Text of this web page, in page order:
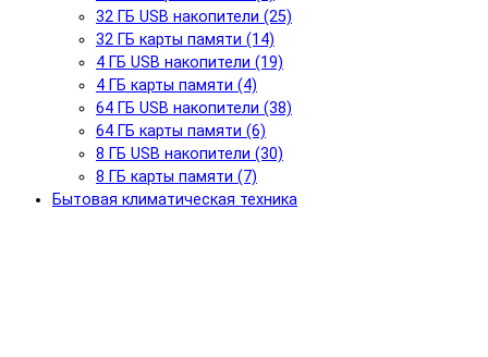
32 ГБ USB накопители (25)
32 ГБ карты памяти (14)
4 ГБ USB накопители (19)
4 ГБ карты памяти (4)
64 ГБ USB накопители (38)
64 ГБ карты памяти (6)
8 ГБ USB накопители (30)
8 ГБ карты памяти (7)
Бытовая климатическая техника